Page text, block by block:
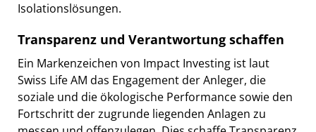
Isolationslösungen.
Transparenz und Verantwortung schaffen
Ein Markenzeichen von Impact Investing ist laut
Swiss Life AM das Engagement der Anleger, die
soziale und die ökologische Performance sowie den
Fortschritt der zugrunde liegenden Anlagen zu